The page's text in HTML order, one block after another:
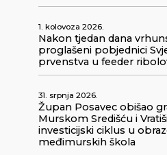
1. kolovoza 2026.
Nakon tjedan dana
proglašeni pobjednici
prvenstva u feeder
31. srpnja 2026.
Župan Posavec obišao
Murskom Središću i
investicijski ciklus u
međimurskih škola